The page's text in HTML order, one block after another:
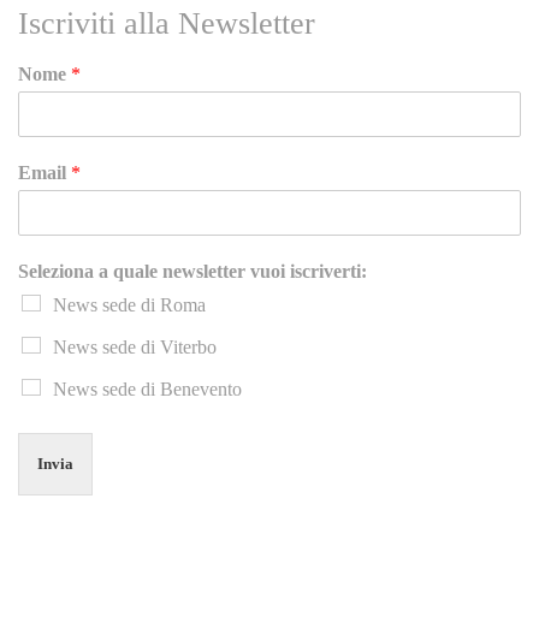
Iscriviti alla Newsletter
Nome *
Email *
Seleziona a quale newsletter vuoi iscriverti:
News sede di Roma
News sede di Viterbo
News sede di Benevento
Invia